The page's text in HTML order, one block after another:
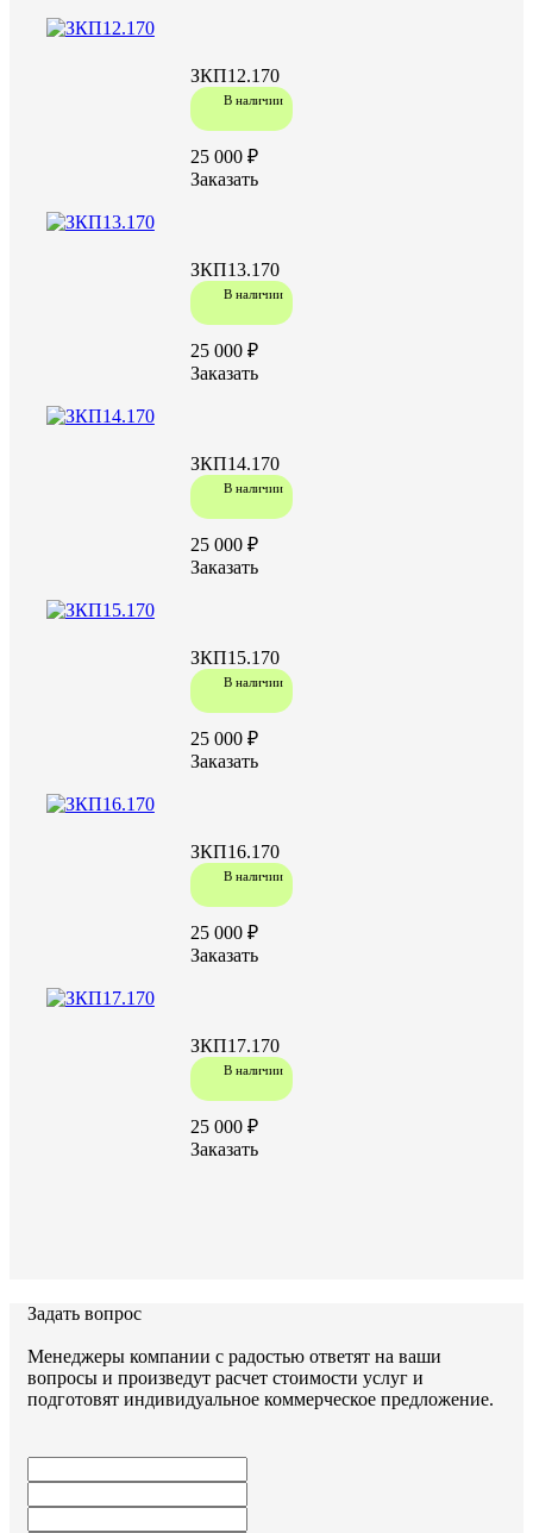
В наличии
ЗКП12.170
25 000 ₽
Заказать
В наличии
ЗКП13.170
25 000 ₽
Заказать
В наличии
ЗКП14.170
25 000 ₽
Заказать
В наличии
ЗКП15.170
25 000 ₽
Заказать
В наличии
ЗКП16.170
25 000 ₽
Заказать
В наличии
ЗКП17.170
25 000 ₽
Заказать
Задать вопрос
Менеджеры компании с радостью ответят на ваши
вопросы и произведут расчет стоимости услуг и
подготовят индивидуальное коммерческое предложение.